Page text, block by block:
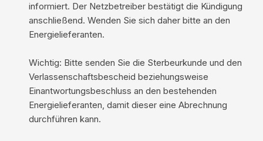
informiert. Der Netzbetreiber bestätigt die Kündigung
anschließend. Wenden Sie sich daher bitte an den
Energielieferanten.
Wichtig: Bitte senden Sie die Sterbeurkunde und den
Verlassenschaftsbescheid beziehungsweise
Einantwortungsbeschluss an den bestehenden
Energielieferanten, damit dieser eine Abrechnung
durchführen kann.